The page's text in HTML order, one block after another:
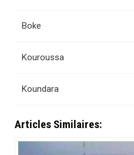
Boke
Kouroussa
Koundara
Articles Similaires: